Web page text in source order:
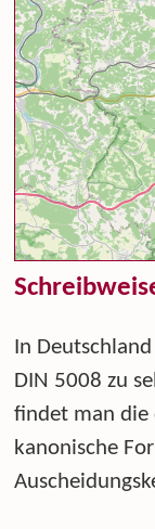
In
DIN 5008 zu
findet man
kanonische